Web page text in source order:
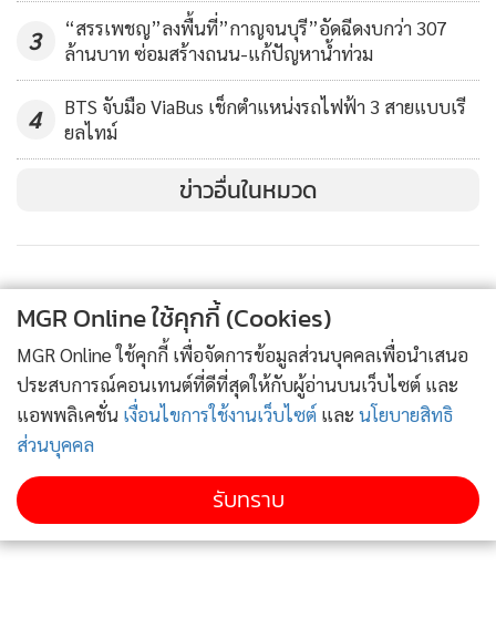
กพท.ศึกษาและกำหนดมาตรการเรื่องการใช้น้ำมันอากาศยาน
แบบยั่งยืน หรือ SAF เพื่อให้สอดคล้องกับมาตรฐานที่องค์การ
การบินพลเรือนระหว่างประเทศ หรือ ICAO กำหนด
นายสุทธิพงษ์ คงพูล ผู้อำนวยการ กพท.บรรยาย ในหัวข้อ
“ทิศทางของอุตสาหกรรมการบินและแนวทางสู่ความยั่งยืน” ว่า
กพท.ได้จัดทำแผนยุทธศาสตร์ระยะ 5 ปี ระหว่าง พ.ศ. 2566-
3
“สรรเพชญ”ลงพื้นที่”กาญจนบุรี”อัดฉีดงบกว่า 307
ล้านบาท ซ่อมสร้างถนน-แก้ปัญหาน้ำท่วม
4
BTS จับมือ ViaBus เช็กตำแหน่งรถไฟฟ้า 3 สายแบบเรี
ยลไทม์
ข่าวอื่นในหมวด
MGR Online ใช้คุกกี้ (Cookies)
MGR Online ใช้คุกกี้ เพื่อจัดการข้อมูลส่วนบุคคลเพื่อนำเสนอ
ประสบการณ์คอนเทนต์ที่ดีที่สุดให้กับผู้อ่านบนเว็บไซต์ และ
แอพพลิเคชั่น เงื่อนไขการใช้งานเว็บไซต์ และ นโยบายสิทธิ
ส่วนบุคคล
รับทราบ